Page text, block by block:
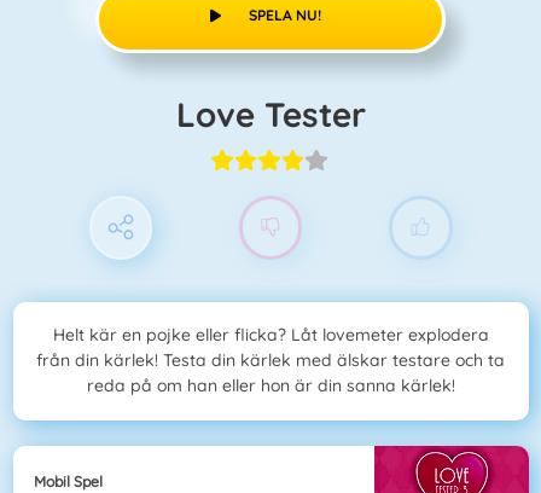
SPELA NU!
Love Tester
Helt kär en pojke eller flicka? Låt lovemeter explodera
från din kärlek! Testa din kärlek med älskar testare och ta
reda på om han eller hon är din sanna kärlek!
Mobil Spel